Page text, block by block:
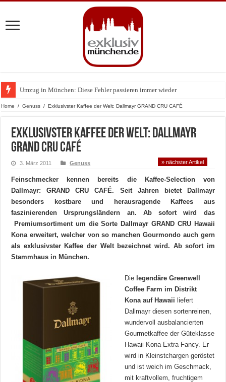
Umzug in München: Diese Fehler passieren immer wieder
Zu Gast im Fränk’ness: Sternekoch Alexander Herrmann lädt krebskranke
Home / Genuss / Exklusivster Kaffee der Welt: Dallmayr GRAND CRU CAFÉ
Exklusivster Kaffee der Welt: Dallmayr
GRAND CRU CAFÉ
3. März 2011 Genuss » nächster Artikel
Feinschmecker kennen bereits die Kaffee-Selection von
Dallmayr: GRAND CRU CAFÉ. Seit Jahren bietet Dallmayr
besonders kostbare und herausragende Kaffees aus
faszinierenden Ursprungsländern an. Ab sofort wird das
Premiumsortiment um die Sorte Dallmayr GRAND CRU Hawaii
Kona erweitert, welcher von so manchen Gourmondo auch gern
als exklusivster Kaffee der Welt bezeichnet wird. Ab sofort im
Stammhaus in München.
Die legendäre Greenwell
Coffee Farm im Distrikt
Kona auf Hawaii liefert
Dallmayr diesen sortenreinen,
wundervoll ausbalancierten
Gourmetkaffee der Güteklasse
Hawaii Kona Extra Fancy. Er
wird in Kleinstchargen geröstet
und ist weich im Geschmack,
mit kraftvollem, fruchtigem